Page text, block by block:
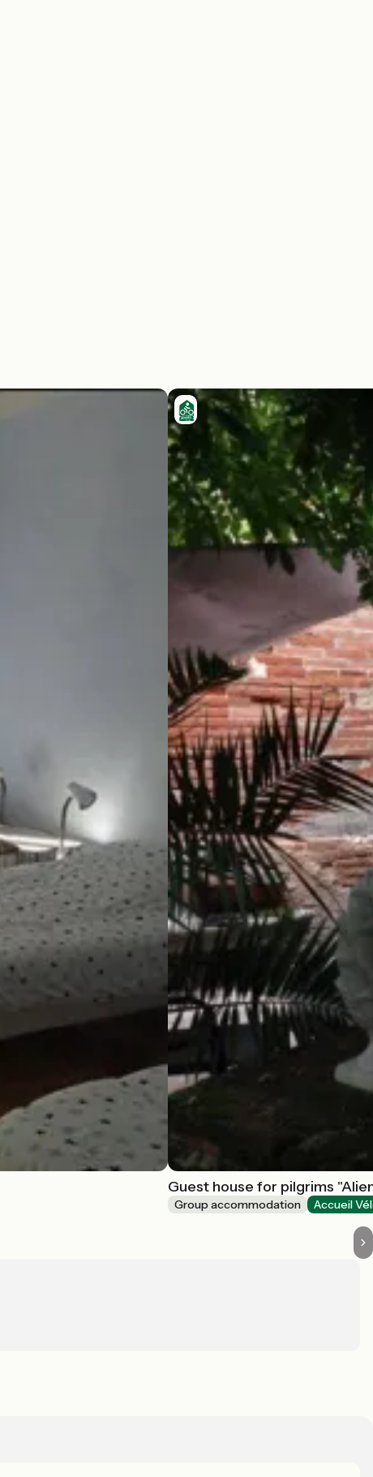
Guest house for pilgrims
Group accommodation Accueil